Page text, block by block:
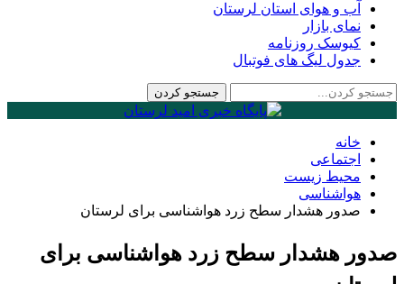
آب و هوای استان لرستان
نمای بازار
کیوسک روزنامه
جدول لیگ های فوتبال
خانه
اجتماعی
محیط زیست
هواشناسی
صدور هشدار سطح زرد هواشناسی برای لرستان
صدور هشدار سطح زرد هواشناسی برای